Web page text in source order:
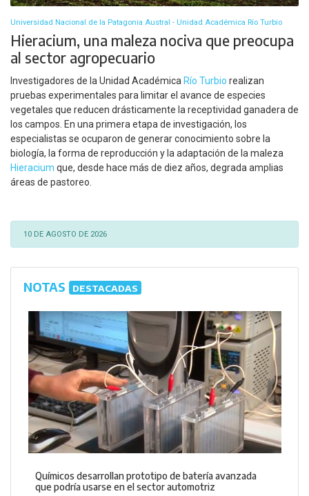
Universidad Nacional de la Patagonia Austral - Unidad Académica Río Turbio
Hieracium, una maleza nociva que preocupa
al sector agropecuario
Investigadores de la Unidad Académica Río Turbio realizan
pruebas experimentales para limitar el avance de especies
vegetales que reducen drásticamente la receptividad ganadera de
los campos. En una primera etapa de investigación, los
especialistas se ocuparon de generar conocimiento sobre la
biología, la forma de reproducción y la adaptación de la maleza
Hieracium que, desde hace más de diez años, degrada amplias
áreas de pastoreo.
10 DE AGOSTO DE 2026
NOTAS DESTACADAS
Químicos desarrollan prototipo de batería avanzada
que podría usarse en el sector automotriz